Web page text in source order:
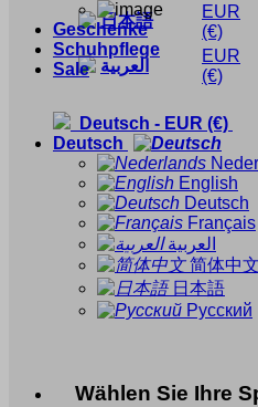
日本語
EUR
(€)
العربية
EUR
(€)
Deutsch - EUR (€)
Deutsch
English
Deutsch
Français
العربية
简体中文
日本語
Русский
Wählen Sie Ihre
Geschenke
Schuhpflege
Sale